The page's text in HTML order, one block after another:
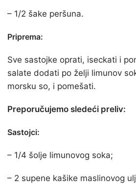
– 1/2 šake peršuna.
Priprema:
Sve sastojke oprati, iseckati i
salate dodati po želji limunov
morsku so, i pomešati.
Preporučujemo sledeći preliv:
Sastojci:
– 1/4 šolje limunovog soka;
– 2 supene kašike maslinovog